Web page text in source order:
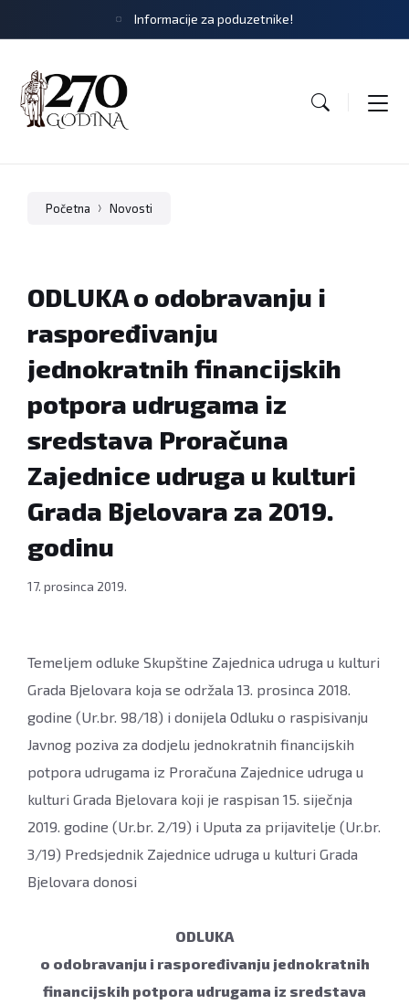
Informacije za poduzetnike!
Početna Novosti
ODLUKA o odobravanju i
raspoređivanju
jednokratnih financijskih
potpora udrugama iz
sredstava Proračuna
Zajednice udruga u kulturi
Grada Bjelovara za 2019.
godinu
17. prosinca 2019.
Temeljem odluke Skupštine Zajednica udruga u kulturi
Grada Bjelovara koja se održala 13. prosinca 2018.
godine (Ur.br. 98/18) i donijela Odluku o raspisivanju
Javnog poziva za dodjelu jednokratnih financijskih
potpora udrugama iz Proračuna Zajednice udruga u
kulturi Grada Bjelovara koji je raspisan 15. siječnja
2019. godine (Ur.br. 2/19) i Uputa za prijavitelje (Ur.br.
3/19) Predsjednik Zajednice udruga u kulturi Grada
Bjelovara donosi
ODLUKA
o odobravanju i raspoređivanju jednokratnih
financijskih potpora udrugama iz sredstava